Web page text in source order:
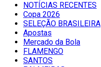
NOTÍCIAS RECENTES
Copa 2026
SELEÇÃO BRASILEIRA
Apostas
Mercado da Bola
FLAMENGO
SANTOS